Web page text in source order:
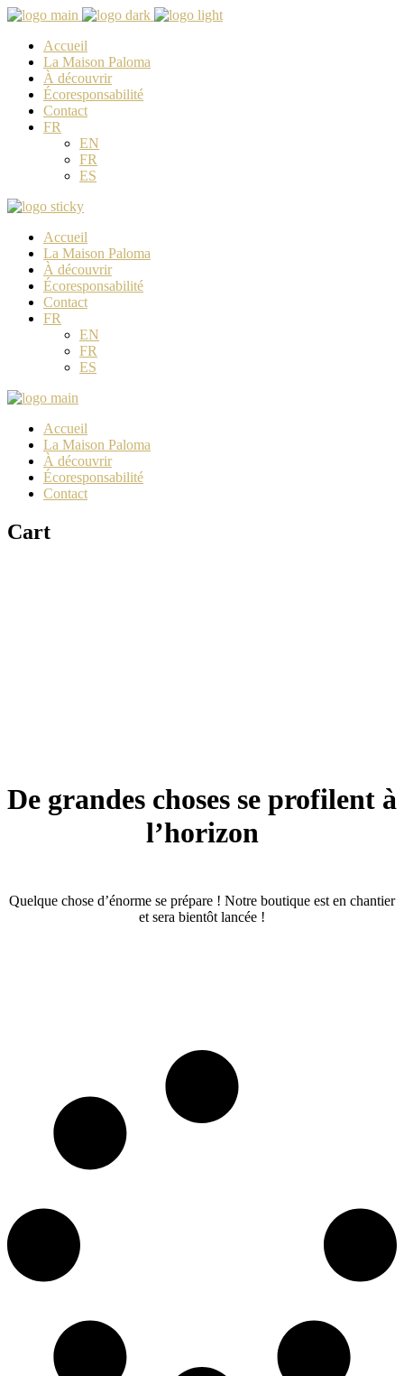
Accueil
La Maison Paloma
À découvrir
Écoresponsabilité
Contact
FR
EN
FR
ES
Accueil
La Maison Paloma
À découvrir
Écoresponsabilité
Contact
FR
EN
FR
ES
Accueil
La Maison Paloma
À découvrir
Écoresponsabilité
Contact
Cart
De grandes choses se profilent à
l’horizon
Quelque chose d’énorme se prépare ! Notre boutique est en chantier
et sera bientôt lancée !